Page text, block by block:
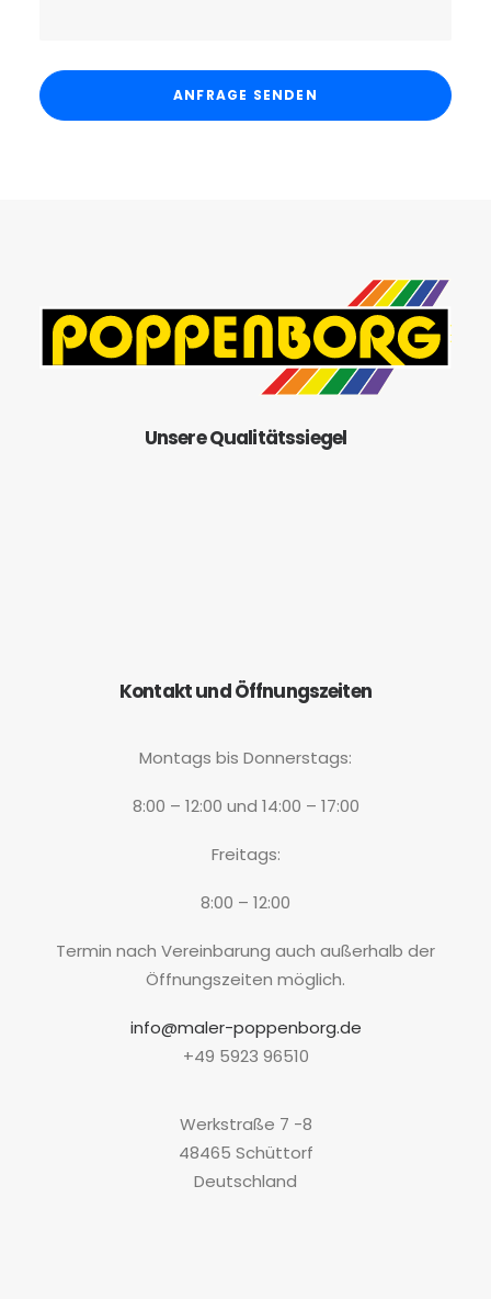
Unsere Qualitätssiegel
Kontakt und Öffnungszeiten
Montags bis Donnerstags:
8:00 – 12:00 und 14:00 – 17:00
Freitags:
8:00 – 12:00
Termin nach Vereinbarung auch außerhalb der
Öffnungszeiten möglich.
info@maler-poppenborg.de
+49 5923 96510
Werkstraße 7 -8
48465 Schüttorf
Deutschland